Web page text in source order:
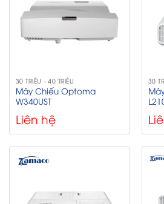
30 TRIỆU - 40 TRIỆU
Máy Chiếu Optoma
W340UST
Liên hệ
30